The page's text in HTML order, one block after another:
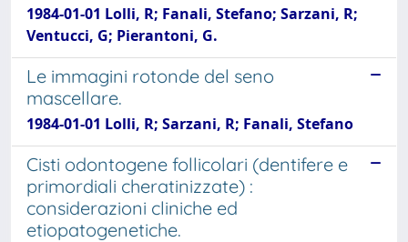
1984-01-01 Lolli, R; Fanali, Stefano; Sarzani, R;
Ventucci, G; Pierantoni, G.
Le immagini rotonde del seno
mascellare.
1984-01-01 Lolli, R; Sarzani, R; Fanali, Stefano
Cisti odontogene follicolari (dentifere e
primordiali cheratinizzate) :
considerazioni cliniche ed
etiopatogenetiche.